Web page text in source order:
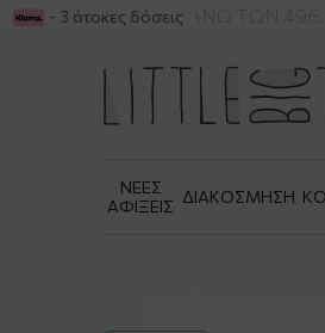
ΓΙΑ ΑΓΟΡΕΣ ΑΝΩ ΤΩΝ 49€
- 3 άτοκες δόσεις
ΝΕΕΣ
ΑΦΙΞΕΙΣ ΔΙΑΚΟΣΜΗΣΗ